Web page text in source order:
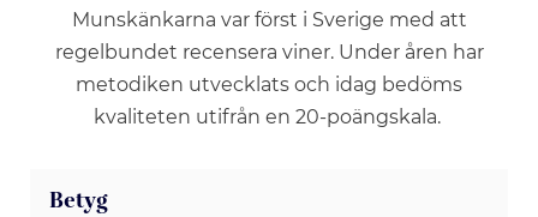
Munskänkarna var först i Sverige med att
regelbundet recensera viner. Under åren har
metodiken utvecklats och idag bedöms
kvaliteten utifrån en 20-poängskala.
Betyg